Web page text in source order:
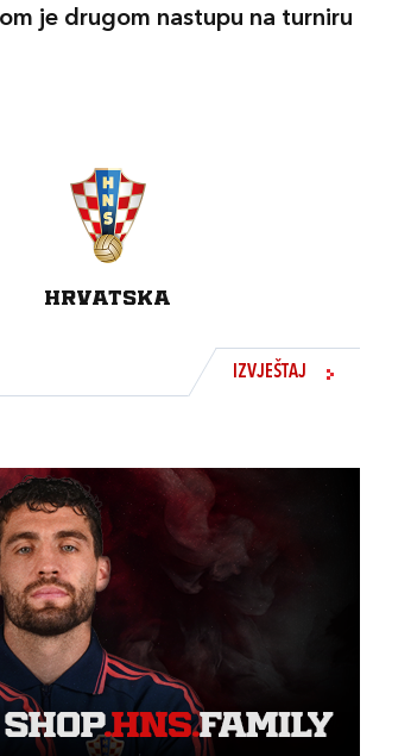
je drugom nastupu na turniru
HRVATSKA
IZVJEŠTAJ